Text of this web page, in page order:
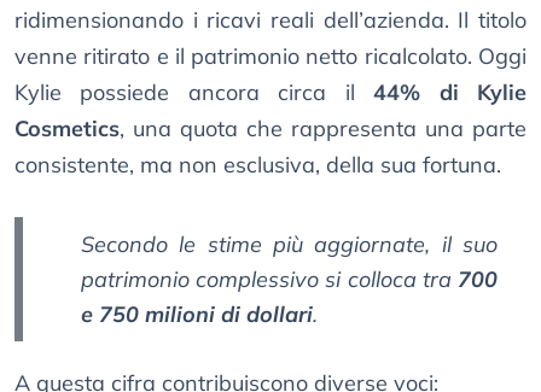
ridimensionando i ricavi reali dell’azienda. Il titolo
venne ritirato e il patrimonio netto ricalcolato. Oggi
Kylie possiede ancora circa il44% di Kylie
Cosmetics, una quota che rappresenta una parte
consistente, ma non esclusiva, della sua fortuna.
Secondo le stime più aggiornate, il suo
patrimonio complessivo si colloca tra 700
e 750 milioni di dollari.
A questa cifra contribuiscono diverse voci: